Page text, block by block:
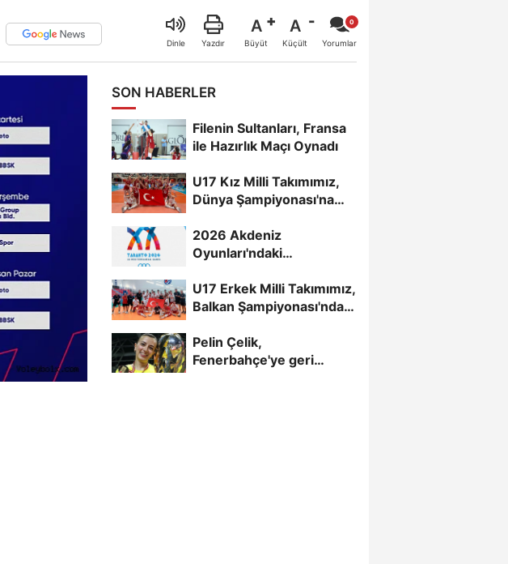
Dinle Yazdır
A
Büyüt
A
Küçült Yorumlar
SON HABERLER
Filenin Sultanları, Fransa
ile Hazırlık Maçı Oynadı
U17 Kız Milli Takımımız,
Dünya Şampiyonası'na
2026 Akdeniz
Oyunları'ndaki
U17 Erkek Milli Takımımız,
Balkan Şampiyonası'nda
Pelin Çelik,
Fenerbahçe'ye geri